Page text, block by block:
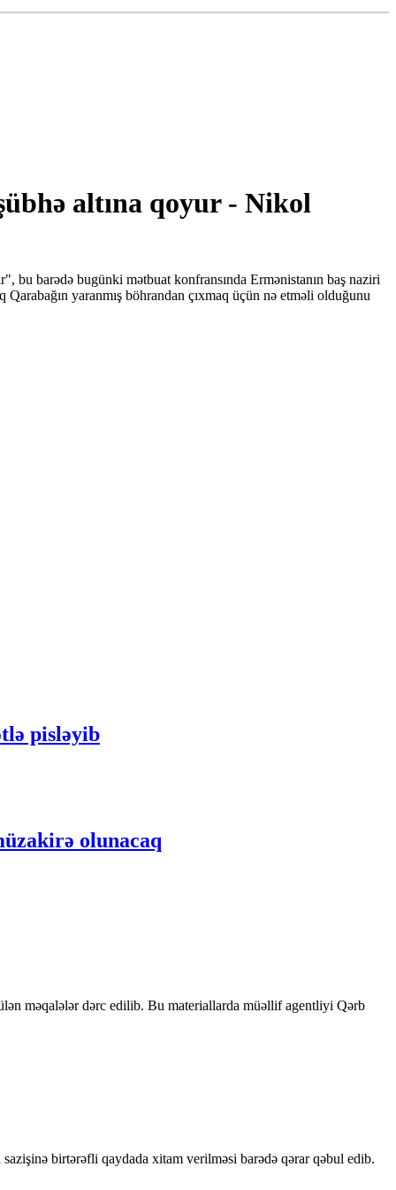
altına qoyur - Nikol
bu barədə bugünki mətbuat konfransında Ermənistanın baş naziri
yaranmış böhrandan çıxmaq üçün nə etməli olduğunu
pisləyib
olunacaq
məqalələr dərc edilib. Bu materiallarda müəllif agentliyi Qərb
birtərəfli qaydada xitam verilməsi barədə qərar qəbul edib.